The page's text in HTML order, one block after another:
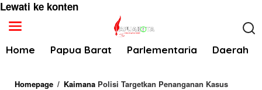
Lewati ke konten
Home Papua Barat Parlementaria Daerah
Homepage / Kaimana Polisi Targetkan Penanganan Kasus